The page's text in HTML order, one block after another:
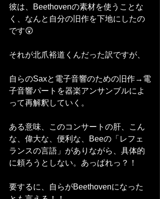
彼は、Beethovenの素材を使うことな
く、なんと自分の旧作を下地にしたの
です😲
それが北爪裕道くんだった訳ですが、
自らのSaxと電子音響のための旧作→電
子音響パートを器楽アンサンブルによ
って再解釈していく。
ある意味、このコンサートの肝、こん
な、偉大な、便利な、Beeの「レフェ
ランスの言語」がありながら、具体的
に頼ろうとしない。あっぱれっ？！
要するに、自らがBeethovenになった